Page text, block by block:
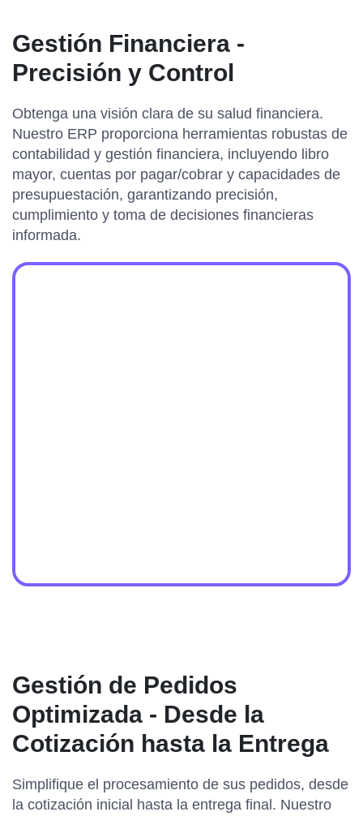
Gestión Financiera -
Precisión y Control
Obtenga una visión clara de su salud financiera.
Nuestro ERP proporciona herramientas robustas de
contabilidad y gestión financiera, incluyendo libro
mayor, cuentas por pagar/cobrar y capacidades de
presupuestación, garantizando precisión,
cumplimiento y toma de decisiones financieras
informada.
Gestión de Pedidos
Optimizada - Desde la
Cotización hasta la Entrega
Simplifique el procesamiento de sus pedidos, desde
la cotización inicial hasta la entrega final. Nuestro